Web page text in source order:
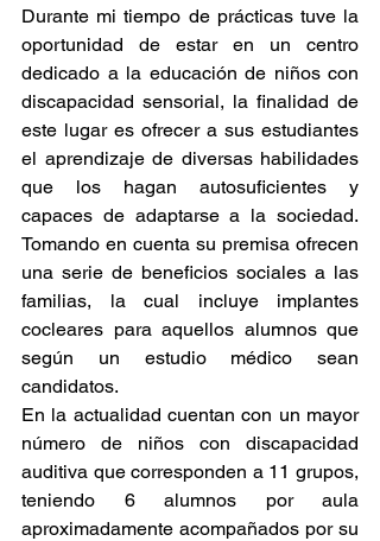
Durante mi tiempo de prácticas tuve la
oportunidad de estar en un centro
dedicado a la educación de niños con
discapacidad sensorial, la finalidad de
este lugar es ofrecer a sus estudiantes
el aprendizaje de diversas habilidades
que los hagan autosuficientes y
capaces de adaptarse a la sociedad.
Tomando en cuenta su premisa ofrecen
una serie de beneficios sociales a las
familias, la cual incluye implantes
cocleares para aquellos alumnos que
según un estudio médico sean
candidatos.
En la actualidad cuentan con un mayor
número de niños con discapacidad
auditiva que corresponden a 11 grupos,
teniendo 6 alumnos por aula
aproximadamente acompañados por su